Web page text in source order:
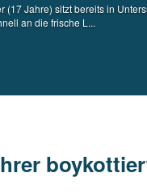
Jahre) sitzt bereits in
an die frische L...